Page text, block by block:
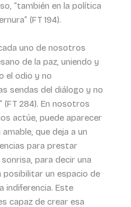
“también en la política
(FT 194).
uno de nosotros
de la paz, uniendo y
el odio y no
sendas del diálogo y no
(FT 284). En nosotros
actúe, puede aparecer
que deja a un
para prestar
para decir una
posibilitar un espacio de
indiferencia. Este
capaz de crear esa